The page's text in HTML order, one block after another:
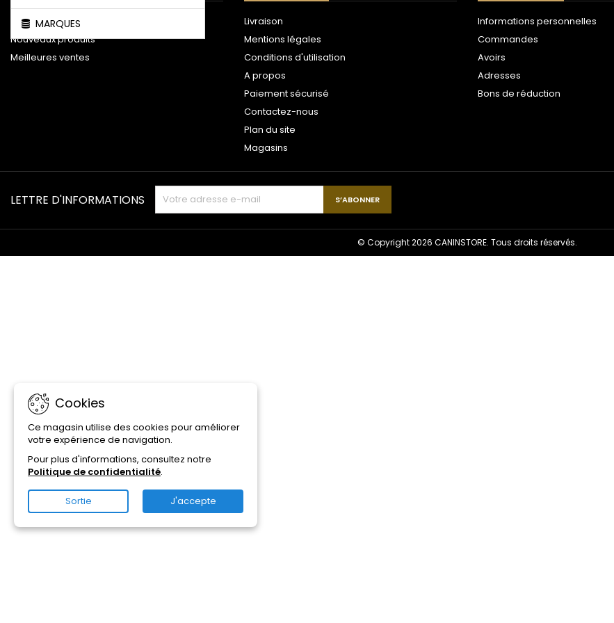
MARQUES
Promotions
Nouveaux produits
Meilleures ventes
Livraison
Mentions légales
Conditions d'utilisation
A propos
Paiement sécurisé
Contactez-nous
Plan du site
Magasins
Informations personnelles
Commandes
Avoirs
Adresses
Bons de réduction
Cookies
Ce magasin utilise des cookies pour améliorer
votre expérience de navigation.
Pour plus d'informations, consultez notre
Politique de confidentialité.
Sortie J'accepte
LETTRE D'INFORMATIONS
© Copyright 2026 CANINSTORE. Tous droits réservés.